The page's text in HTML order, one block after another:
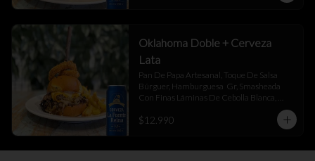
Oklahoma Doble + Cerveza
Lata
Pan De Papa Artesanal, Toque De Salsa
Búrguer, Hamburguesa  Gr, Smasheada
Con Finas Láminas De Cebolla Blanca,
Queso Cheddar Y Toque De Salsa Búrguer.
$12.990